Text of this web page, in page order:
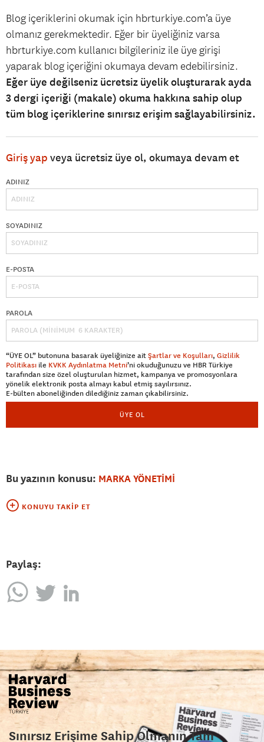
Blog içeriklerini okumak için hbrturkiye.com’a üye
olmanız gerekmektedir. Eğer bir üyeliğiniz varsa
hbrturkiye.com kullanıcı bilgileriniz ile üye girişi
yaparak blog içeriğini okumaya devam edebilirsiniz.
Eğer üye değilseniz ücretsiz üyelik oluşturarak ayda
3 dergi içeriği (makale) okuma hakkına sahip olup
tüm blog içeriklerine sınırsız erişim sağlayabilirsiniz.
Giriş yap veya ücretsiz üye ol, okumaya devam et
ADINIZ
SOYADINIZ
E-POSTA
PAROLA
“ÜYE OL” butonuna basarak üyeliğinize aitŞartlar ve Koşulları, Gizlilik
Politikası ile KVKK Aydınlatma Metni’ni okuduğunuzu ve HBR Türkiye
tarafından size özel oluşturulan hizmet, kampanya ve promosyonlara
yönelik elektronik posta almayı kabul etmiş sayılırsınız.
E-bülten aboneliğinden dilediğiniz zaman çıkabilirsiniz.
ÜYE OL
Bu yazının konusu: MARKA YÖNETİMİ
KONUYU TAKIP ET
Paylaş:
Sınırsız Erişime Sahip Olmanın Tam